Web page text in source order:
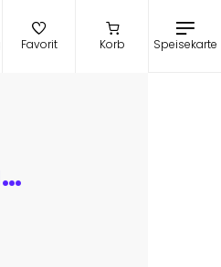
Favorit Korb Speisekarte
Abstract 3d grate on black background